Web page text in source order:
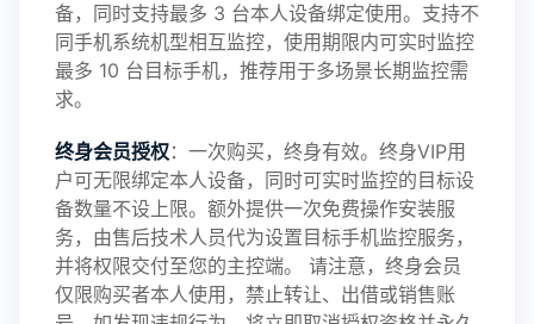
2025-01-13 V3.7
2024-10-08 V3.6
2024-03-16 V3.5
备，同时支持最多 3 台本人设备绑定使用。支持不
同手机系统机型相互监控，使用期限内可实时监控
最多 10 台目标手机，推荐用于多场景长期监控需
求。
终身会员授权：一次购买，终身有效。终身VIP用
户可无限绑定本人设备，同时可实时监控的目标设
备数量不设上限。额外提供一次免费操作安装服
务，由售后技术人员代为设置目标手机监控服务，
并将权限交付至您的主控端。 请注意，终身会员
仅限购买者本人使用，禁止转让、出借或销售账